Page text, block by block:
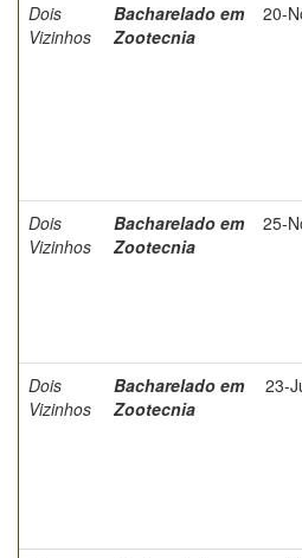
Dois
Vizinhos
Bacharelado em
Zootecnia
20-
Dois
Vizinhos
Bacharelado em
Zootecnia
25-
Dois
Vizinhos
Bacharelado em
Zootecnia
23-